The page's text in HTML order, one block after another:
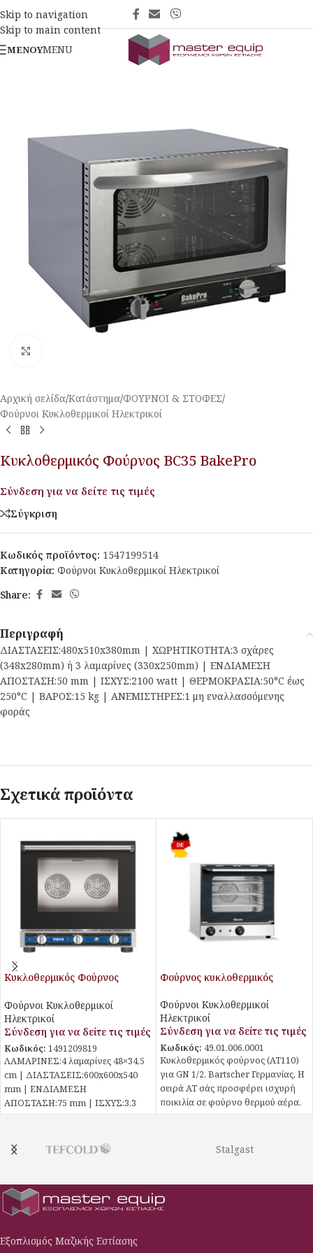
Skip to navigation
Skip to main content
ΜΕΝΟΎMENU
Αρχική σελίδα/Κατάστημα/ΦΟΥΡΝΟΙ & ΣΤΟΦΕΣ/
Φούρνοι Κυκλοθερμικοί Ηλεκτρικοί
Κυκλοθερμικός Φούρνος BC35 BakePro
Σύνδεση για να δείτε τις τιμές
Σύγκριση
Κωδικός προϊόντος: 1547199514
Κατηγορία: Φούρνοι Κυκλοθερμικοί Ηλεκτρικοί
Share:
Περιγραφή
ΔΙΑΣΤΑΣΕΙΣ:480x510x380mm | ΧΩΡΗΤΙΚΟΤΗΤΑ:3 σχάρες
(348x280mm) ή 3 λαμαρίνες (330x250mm) | ΕΝΔΙΑΜΕΣΗ
ΑΠΟΣΤΑΣΗ:50 mm | ΙΣΧΥΣ:2100 watt | ΘΕΡΜΟΚΡΑΣΙΑ:50°C έως
250°C | ΒΑΡΟΣ:15 kg | ΑΝΕΜΙΣΤΗΡΕΣ:1 μη εναλλασσόμενης
φοράς
Σχετικά προϊόντα
Κυκλοθερμικός Φούρνος
Φούρνοι Κυκλοθερμικοί
Ηλεκτρικοί
Σύνδεση για να δείτε τις τιμές
Κωδικός: 1491209819
ΛΑΜΑΡΙΝΕΣ:4 λαμαρίνες 48×34,5
cm | ΔΙΑΣΤΑΣΕΙΣ:600x600x540
mm | ΕΝΔΙΑΜΕΣΗ
ΑΠΟΣΤΑΣΗ:75 mm | ΙΣΧΥΣ:3,3
kw / 230 V | ΘΕΡΜΟΚΡΑΣΙΑ:30°C
Φούρνος κυκλοθερμικός
Φούρνοι Κυκλοθερμικοί
Ηλεκτρικοί
Σύνδεση για να δείτε τις τιμές
Κωδικός: 49.01.006.0001
Κυκλοθερμικός φούρνος (AT110)
για GN 1/2, Bartscher Γερμανίας. Η
σειρά AT σάς προσφέρει ισχυρή
ποικιλία σε φούρνο θερμού αέρα.
Ευφυΐα μαγειρέματος για γκριλ,
Stalgast
Εξοπλισμός Μαζικής Εστίασης